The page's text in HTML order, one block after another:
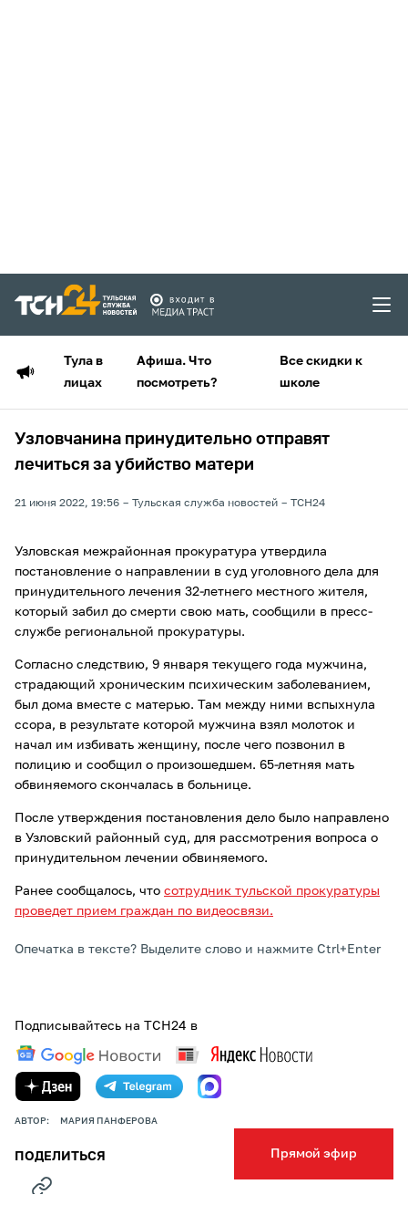
Тула в
лицах
Афиша. Что
посмотреть?
Все скидки к
школе
Прямой эфир
Узловчанина принудительно отправят
лечиться за убийство матери
21 июня 2022, 19:56 Тульская служба новостей ТСН24
Узловская межрайонная прокуратура утвердила
постановление о направлении в суд уголовного дела для
принудительного лечения 32-летнего местного жителя,
который забил до смерти свою мать, сообщили в пресс-
службе региональной прокуратуры.
Согласно следствию, 9 января текущего года мужчина,
страдающий хроническим психическим заболеванием,
был дома вместе с матерью. Там между ними вспыхнула
ссора, в результате которой мужчина взял молоток и
начал им избивать женщину, после чего позвонил в
полицию и сообщил о произошедшем. 65-летняя мать
обвиняемого скончалась в больнице.
После утверждения постановления дело было направлено
в Узловский районный суд, для рассмотрения вопроса о
принудительном лечении обвиняемого.
Ранее сообщалось, что сотрудник тульской прокуратуры
проведет прием граждан по видеосвязи.
Опечатка в тексте? Выделите слово и нажмите Ctrl+Enter
Подписывайтесь на ТСН24 в
АВТОР: МАРИЯ ПАНФЕРОВА
ПОДЕЛИТЬСЯ